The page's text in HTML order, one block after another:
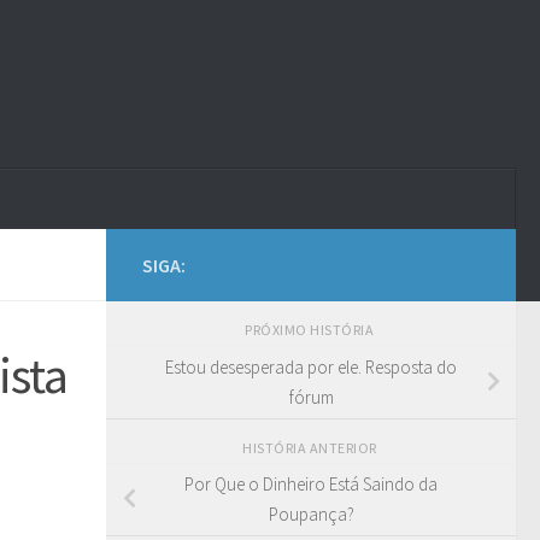
SIGA:
PRÓXIMO HISTÓRIA
Estou desesperada por ele. Resposta do
fórum
HISTÓRIA ANTERIOR
Por Que o Dinheiro Está Saindo da
Poupança?